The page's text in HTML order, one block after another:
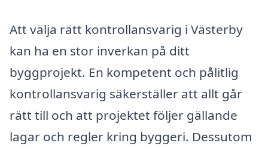
Att välja rätt kontrollansvarig i Västerby
kan ha en stor inverkan på ditt
byggprojekt. En kompetent och pålitlig
kontrollansvarig säkerställer att allt går
rätt till och att projektet följer gällande
lagar och regler kring byggeri. Dessutom